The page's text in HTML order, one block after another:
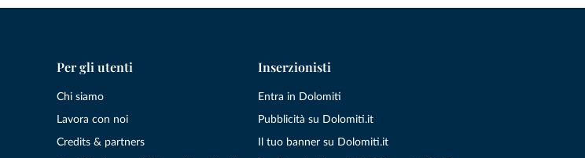
Per gli utenti
Chi siamo
Lavora con noi
Credits & partners
Inserzionisti
Entra in Dolomiti
Pubblicità su Dolomiti.it
Il tuo banner su Dolomiti.it